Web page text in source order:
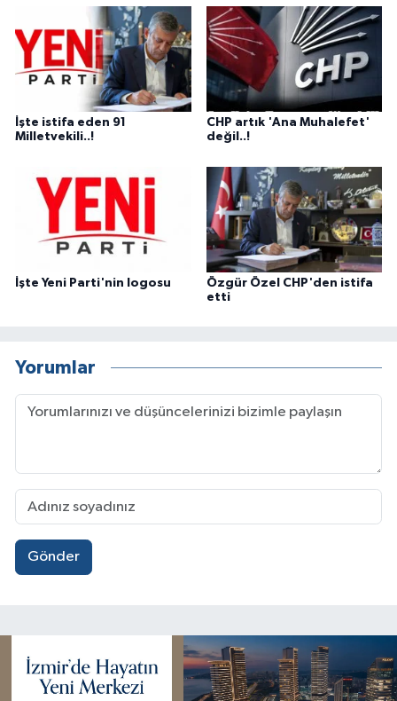
İşte istifa eden 91
Milletvekili..!
CHP artık 'Ana Muhalefet'
değil..!
İşte Yeni Parti'nin logosu
Özgür Özel CHP'den istifa
etti
Yorumlar
Gönder